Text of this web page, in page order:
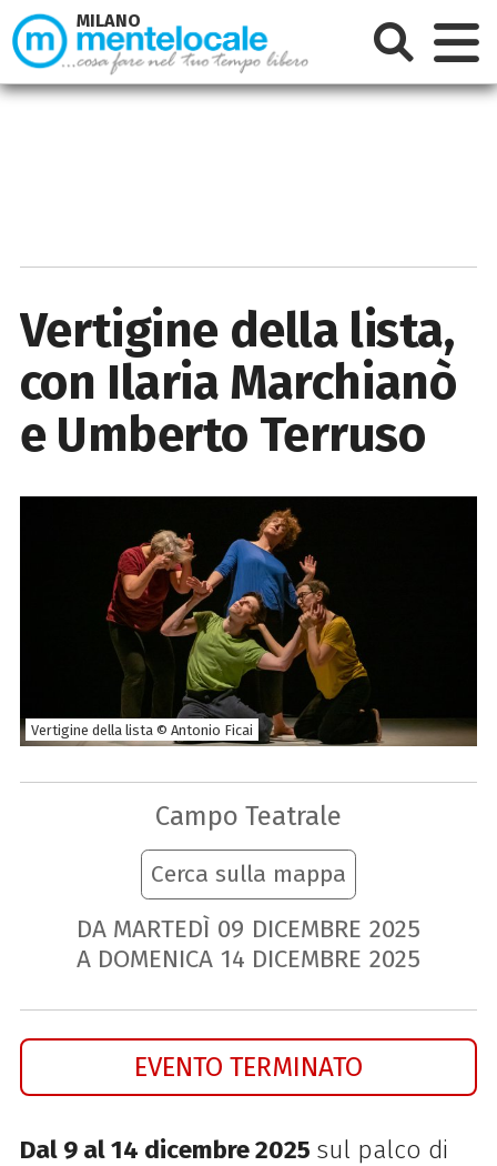
Vertigine della lista,
con Ilaria Marchianò
e Umberto Terruso
Vertigine della lista © Antonio Ficai
Campo Teatrale
Cerca sulla mappa
DA MARTEDÌ 09 DICEMBRE 2025
A DOMENICA 14 DICEMBRE 2025
EVENTO TERMINATO
Dal 9 al 14 dicembre 2025 sul palco di
MILANO